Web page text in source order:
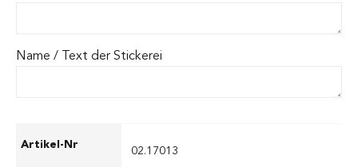
Name / Text der Stickerei
02.17013